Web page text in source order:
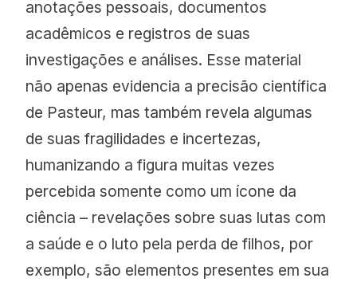
anotações pessoais, documentos
acadêmicos e registros de suas
investigações e análises. Esse material
não apenas evidencia a precisão científica
de Pasteur, mas também revela algumas
de suas fragilidades e incertezas,
humanizando a figura muitas vezes
percebida somente como um ícone da
ciência – revelações sobre suas lutas com
a saúde e o luto pela perda de filhos, por
exemplo, são elementos presentes em sua